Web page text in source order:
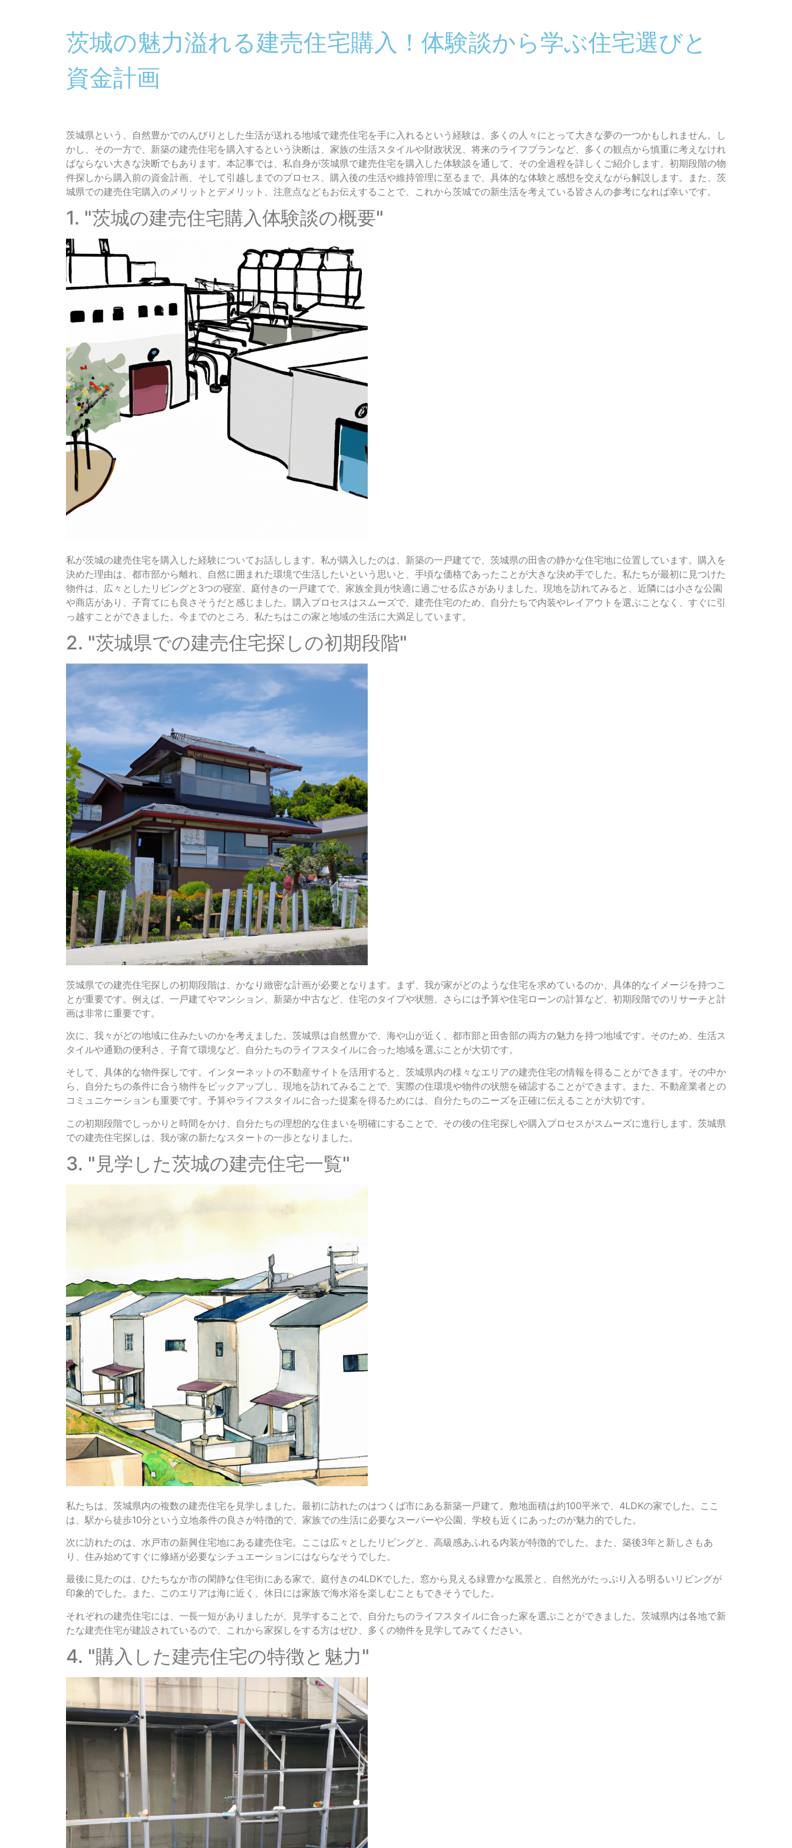
茨城の魅力溢れる建売住宅購入！体験談から学ぶ住宅選びと
資金計画
茨城県という、自然豊かでのんびりとした生活が送れる地域で建売住宅を手に入れるという経験は、多くの人々にとって大きな夢の一つかもしれません。し
かし、その一方で、新築の建売住宅を購入するという決断は、家族の生活スタイルや財政状況、将来のライフプランなど、多くの観点から慎重に考えなけれ
ばならない大きな決断でもあります。本記事では、私自身が茨城県で建売住宅を購入した体験談を通して、その全過程を詳しくご紹介します。初期段階の物
件探しから購入前の資金計画、そして引越しまでのプロセス、購入後の生活や維持管理に至るまで、具体的な体験と感想を交えながら解説します。また、茨
城県での建売住宅購入のメリットとデメリット、注意点などもお伝えすることで、これから茨城での新生活を考えている皆さんの参考になれば幸いです。
1. "茨城の建売住宅購入体験談の概要"
私が茨城の建売住宅を購入した経験についてお話しします。私が購入したのは、新築の一戸建てで、茨城県の田舎の静かな住宅地に位置しています。購入を
決めた理由は、都市部から離れ、自然に囲まれた環境で生活したいという思いと、手頃な価格であったことが大きな決め手でした。私たちが最初に見つけた
物件は、広々としたリビングと3つの寝室、庭付きの一戸建てで、家族全員が快適に過ごせる広さがありました。現地を訪れてみると、近隣には小さな公園
や商店があり、子育てにも良さそうだと感じました。購入プロセスはスムーズで、建売住宅のため、自分たちで内装やレイアウトを選ぶことなく、すぐに引
っ越すことができました。今までのところ、私たちはこの家と地域の生活に大満足しています。
2. "茨城県での建売住宅探しの初期段階"
茨城県での建売住宅探しの初期段階は、かなり緻密な計画が必要となります。まず、我が家がどのような住宅を求めているのか、具体的なイメージを持つこ
とが重要です。例えば、一戸建てやマンション、新築か中古など、住宅のタイプや状態、さらには予算や住宅ローンの計算など、初期段階でのリサーチと計
画は非常に重要です。
次に、我々がどの地域に住みたいのかを考えました。茨城県は自然豊かで、海や山が近く、都市部と田舎部の両方の魅力を持つ地域です。そのため、生活ス
タイルや通勤の便利さ、子育て環境など、自分たちのライフスタイルに合った地域を選ぶことが大切です。
そして、具体的な物件探しです。インターネットの不動産サイトを活用すると、茨城県内の様々なエリアの建売住宅の情報を得ることができます。その中か
ら、自分たちの条件に合う物件をピックアップし、現地を訪れてみることで、実際の住環境や物件の状態を確認することができます。また、不動産業者との
コミュニケーションも重要です。予算やライフスタイルに合った提案を得るためには、自分たちのニーズを正確に伝えることが大切です。
この初期段階でしっかりと時間をかけ、自分たちの理想的な住まいを明確にすることで、その後の住宅探しや購入プロセスがスムーズに進行します。茨城県
での建売住宅探しは、我が家の新たなスタートの一歩となりました。
3. "見学した茨城の建売住宅一覧"
私たちは、茨城県内の複数の建売住宅を見学しました。最初に訪れたのはつくば市にある新築一戸建て。敷地面積は約100平米で、4LDKの家でした。ここ
は、駅から徒歩10分という立地条件の良さが特徴的で、家族での生活に必要なスーパーや公園、学校も近くにあったのが魅力的でした。
次に訪れたのは、水戸市の新興住宅地にある建売住宅。ここは広々としたリビングと、高級感あふれる内装が特徴的でした。また、築後3年と新しさもあ
り、住み始めてすぐに修繕が必要なシチュエーションにはならなそうでした。
最後に見たのは、ひたちなか市の閑静な住宅街にある家で、庭付きの4LDKでした。窓から見える緑豊かな風景と、自然光がたっぷり入る明るいリビングが
印象的でした。また、このエリアは海に近く、休日には家族で海水浴を楽しむこともできそうでした。
それぞれの建売住宅には、一長一短がありましたが、見学することで、自分たちのライフスタイルに合った家を選ぶことができました。茨城県内は各地で新
たな建売住宅が建設されているので、これから家探しをする方はぜひ、多くの物件を見学してみてください。
4. "購入した建売住宅の特徴と魅力"